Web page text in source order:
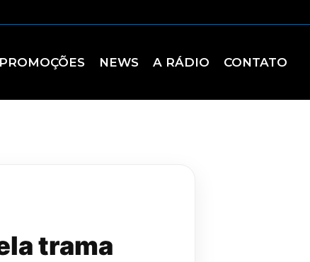
PROMOÇÕES NEWS A RÁDIO CONTATO
trama